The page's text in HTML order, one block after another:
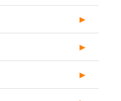
►
►
►